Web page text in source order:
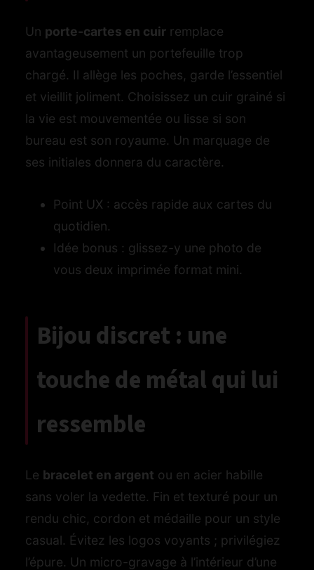
Un porte-cartes en cuir remplace
avantageusement un portefeuille trop
chargé. Il allège les poches, garde l’essentiel
et vieillit joliment. Choisissez un cuir grainé si
la vie est mouvementée ou lisse si son
bureau est son royaume. Un marquage de
ses initiales donnera du caractère.
Point UX : accès rapide aux cartes du
quotidien.
Idée bonus : glissez-y une photo de
vous deux imprimée format mini.
Bijou discret : une
touche de métal qui lui
ressemble
Le bracelet en argent ou en acier habille
sans voler la vedette. Fin et texturé pour un
rendu chic, cordon et médaille pour un style
casual. Évitez les logos voyants ; privilégiez
l’épure. Un micro-gravage à l’intérieur d’une